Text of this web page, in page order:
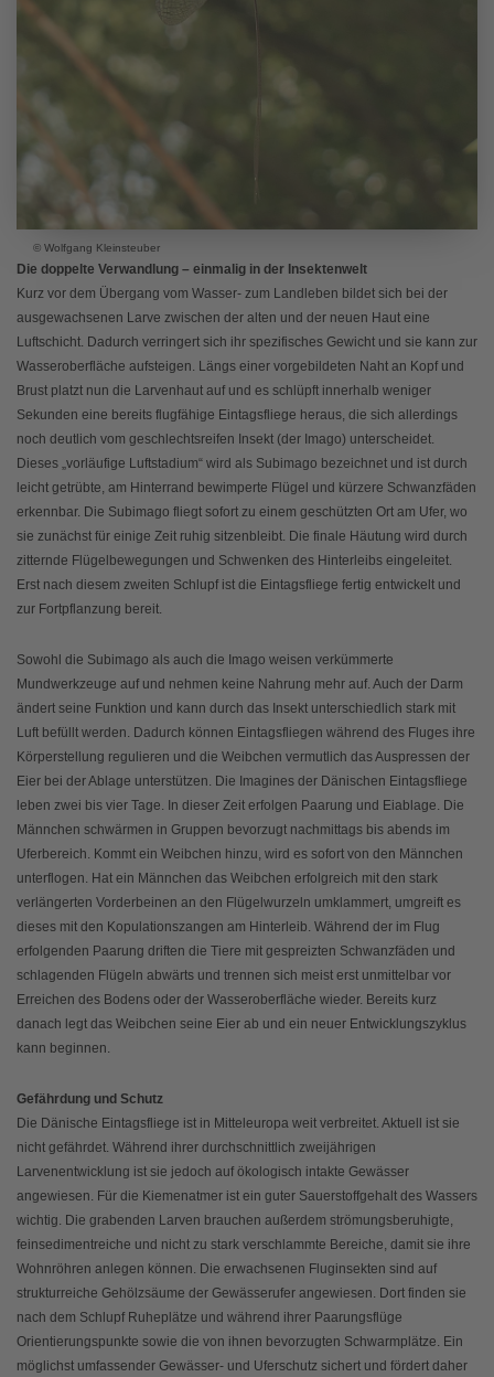
© Wolfgang Kleinsteuber
Die doppelte Verwandlung – einmalig in der Insektenwelt
Kurz vor dem Übergang vom Wasser- zum Landleben bildet sich bei der
ausgewachsenen Larve zwischen der alten und der neuen Haut eine
Luftschicht. Dadurch verringert sich ihr spezifisches Gewicht und sie kann zur
Wasseroberfläche aufsteigen. Längs einer vorgebildeten Naht an Kopf und
Brust platzt nun die Larvenhaut auf und es schlüpft innerhalb weniger
Sekunden eine bereits flugfähige Eintagsfliege heraus, die sich allerdings
noch deutlich vom geschlechtsreifen Insekt (der Imago) unterscheidet.
Dieses „vorläufige Luftstadium“ wird als Subimago bezeichnet und ist durch
leicht getrübte, am Hinterrand bewimperte Flügel und kürzere Schwanzfäden
erkennbar. Die Subimago fliegt sofort zu einem geschützten Ort am Ufer, wo
sie zunächst für einige Zeit ruhig sitzenbleibt. Die finale Häutung wird durch
zitternde Flügelbewegungen und Schwenken des Hinterleibs eingeleitet.
Erst nach diesem zweiten Schlupf ist die Eintagsfliege fertig entwickelt und
zur Fortpflanzung bereit.
Sowohl die Subimago als auch die Imago weisen verkümmerte
Mundwerkzeuge auf und nehmen keine Nahrung mehr auf. Auch der Darm
ändert seine Funktion und kann durch das Insekt unterschiedlich stark mit
Luft befüllt werden. Dadurch können Eintagsfliegen während des Fluges ihre
Körperstellung regulieren und die Weibchen vermutlich das Auspressen der
Eier bei der Ablage unterstützen. Die Imagines der Dänischen Eintagsfliege
leben zwei bis vier Tage. In dieser Zeit erfolgen Paarung und Eiablage. Die
Männchen schwärmen in Gruppen bevorzugt nachmittags bis abends im
Uferbereich. Kommt ein Weibchen hinzu, wird es sofort von den Männchen
unterflogen. Hat ein Männchen das Weibchen erfolgreich mit den stark
verlängerten Vorderbeinen an den Flügelwurzeln umklammert, umgreift es
dieses mit den Kopulationszangen am Hinterleib. Während der im Flug
erfolgenden Paarung driften die Tiere mit gespreizten Schwanzfäden und
schlagenden Flügeln abwärts und trennen sich meist erst unmittelbar vor
Erreichen des Bodens oder der Wasseroberfläche wieder. Bereits kurz
danach legt das Weibchen seine Eier ab und ein neuer Entwicklungszyklus
kann beginnen.
Gefährdung und Schutz
Die Dänische Eintagsfliege ist in Mitteleuropa weit verbreitet. Aktuell ist sie
nicht gefährdet. Während ihrer durchschnittlich zweijährigen
Larvenentwicklung ist sie jedoch auf ökologisch intakte Gewässer
angewiesen. Für die Kiemenatmer ist ein guter Sauerstoffgehalt des Wassers
wichtig. Die grabenden Larven brauchen außerdem strömungsberuhigte,
feinsedimentreiche und nicht zu stark verschlammte Bereiche, damit sie ihre
Wohnröhren anlegen können. Die erwachsenen Fluginsekten sind auf
strukturreiche Gehölzsäume der Gewässerufer angewiesen. Dort finden sie
nach dem Schlupf Ruheplätze und während ihrer Paarungsflüge
Orientierungspunkte sowie die von ihnen bevorzugten Schwarmplätze. Ein
möglichst umfassender Gewässer- und Uferschutz sichert und fördert daher